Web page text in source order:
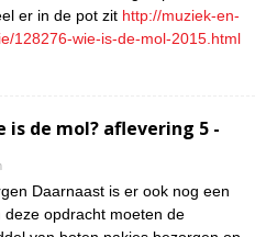
er in de pot zit http://muziek-en-
128276-wie-is-de-mol-2015.html
is de mol? aflevering 5 -
Daarnaast is er ook nog een
deze opdracht moeten de